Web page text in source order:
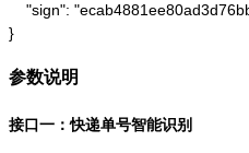
"sign":
}
参数说明
接口一：快递单号智能识别